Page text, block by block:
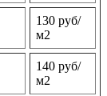
130 руб/
м2
140 руб/
м2